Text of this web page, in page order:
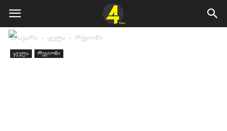
მთავარი ყველა რეგიონი
ყველა რეგიონი